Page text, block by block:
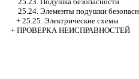
25.24. Элементы подушки
+ 25.25. Электрические схемы
+ ПРОВЕРКА НЕИСПРАВНОСТЕЙ